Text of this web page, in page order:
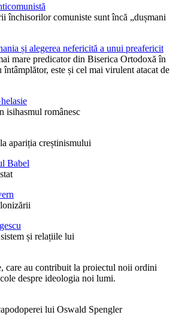
închisorilor comuniste sunt încă „dușmani
și alegerea nefericită a unui preafericit
mare predicator din Biserica Ortodoxă în
întâmplător, este și cel mai virulent atacat de
isihasmul românesc
apariția creștinismului
Babel
și relațiile lui
care au contribuit la proiectul noii ordini
despre ideologia noi lumi.
lui Oswald Spengler